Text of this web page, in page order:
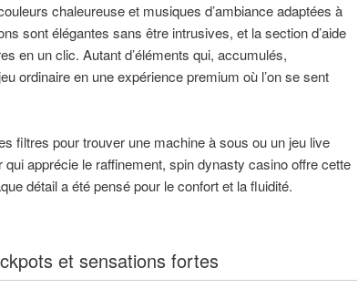
chaleureuse et musiques d’ambiance adaptées à
sont élégantes sans être intrusives, et la section d’aide
en un clic. Autant d’éléments qui, accumulés,
ordinaire en une expérience premium où l’on se sent
filtres pour trouver une machine à sous ou un jeu live
apprécie le raffinement, spin dynasty casino offre cette
détail a été pensé pour le confort et la fluidité.
et sensations fortes